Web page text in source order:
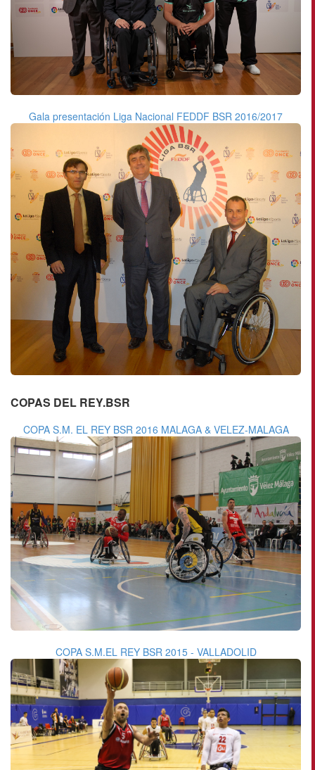
Gala presentación Liga Nacional FEDDF BSR 2016/2017
COPAS DEL REY.BSR
COPA S.M. EL REY BSR 2016 MALAGA & VELEZ-MALAGA
COPA S.M.EL REY BSR 2015 - VALLADOLID